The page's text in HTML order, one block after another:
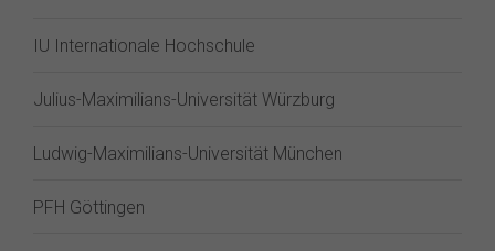
IU Internationale Hochschule
Julius-Maximilians-Universität Würzburg
Ludwig-Maximilians-Universität München
PFH Göttingen